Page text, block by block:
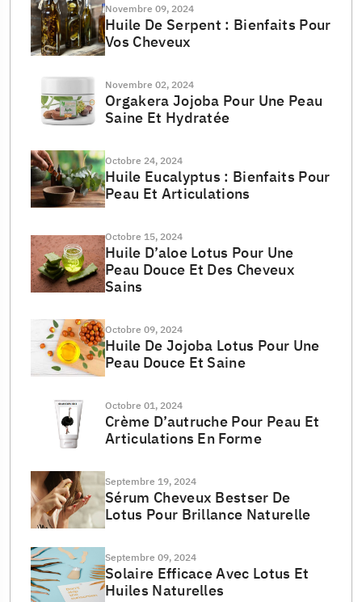
Novembre 09, 2024
Huile De Serpent : Bienfaits Pour
Vos Cheveux
Novembre 02, 2024
Orgakera Jojoba Pour Une Peau
Saine Et Hydratée
Octobre 24, 2024
Huile Eucalyptus : Bienfaits Pour
Peau Et Articulations
Octobre 15, 2024
Huile D’aloe Lotus Pour Une
Peau Douce Et Des Cheveux
Sains
Octobre 09, 2024
Huile De Jojoba Lotus Pour Une
Peau Douce Et Saine
Octobre 01, 2024
Crème D’autruche Pour Peau Et
Articulations En Forme
Septembre 19, 2024
Sérum Cheveux Bestser De
Lotus Pour Brillance Naturelle
Septembre 09, 2024
Solaire Efficace Avec Lotus Et
Huiles Naturelles